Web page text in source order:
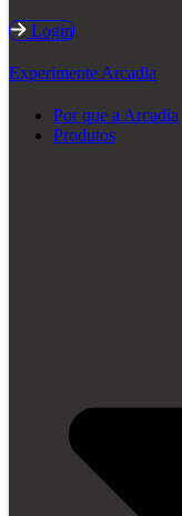
Login
Experimente Arcadia
Por que a Arcadia
Produtos